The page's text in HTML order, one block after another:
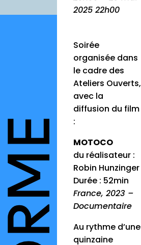
Inscription
2025 22h00
Soirée
organisée dans
le cadre des
Ateliers Ouverts,
avec la
diffusion du film
:
MOTOCO
du réalisateur :
Robin Hunzinger
Durée : 52min
France, 2023 –
Documentaire
Au rythme d’une
quinzaine